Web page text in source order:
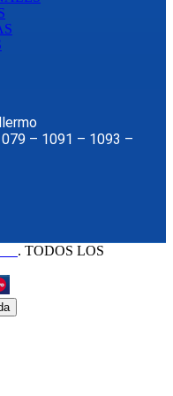
– 1091 – 1093 –
. TODOS LOS